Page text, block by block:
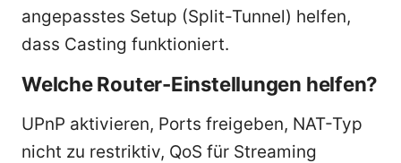
angepasstes Setup (Split-Tunnel) helfen,
dass Casting funktioniert.
Welche Router-Einstellungen helfen?
UPnP aktivieren, Ports freigeben, NAT-Typ
nicht zu restriktiv, QoS für Streaming